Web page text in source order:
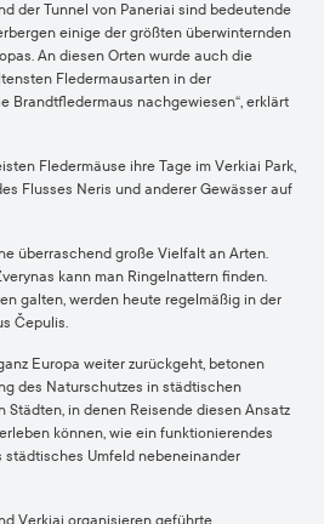
der Tunnel von Paneriai sind bedeutende
einige der größten überwinternden
An diesen Orten wurde auch die
Fledermausarten in der
Brandtfledermaus nachgewiesen“, erklärt
Fledermäuse ihre Tage im Verkiai Park,
Flusses Neris und anderer Gewässer auf
überraschend große Vielfalt an Arten.
kann man Ringelnattern finden.
galten, werden heute regelmäßig in der
Čepulis.
Europa weiter zurückgeht, betonen
des Naturschutzes in städtischen
Städten, in denen Reisende diesen Ansatz
können, wie ein funktionierendes
städtisches Umfeld nebeneinander
Verkiai organisieren geführte